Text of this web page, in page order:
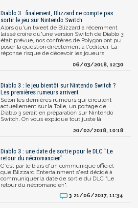
Diablo 3 : finalement, Blizzard ne compte pas
sortir le jeu sur Nintendo Switch
Alors qu'un tweet de Blizzard a récemment
laissé croire qu'une version Switch de Diablo 3
était prévue, nos confrères de Polygon ont pu
poser la question directement à l'éditeur. La
réponse risque de décevoir les joueurs.
06/03/2018, 12:30
Diablo 3 : le jeu bientôt sur Nintendo Switch ?
Les premières rumeurs arrivent
Selon les dernières rumeurs qui circulent
actuellement sur la Toile, un portage de
Diablo 3 serait en préparation sur Nintendo
Switch. On vous explique tout juste là.
20/02/2018, 10:18
Diablo 3 : une date de sortie pour le DLC "Le
retour du nécromancien"
C'est par le biais d'un communiqué officiel
que Blizzard Entertainment s'est décidé à
communiquer la date de sortie du DLC "Le
retour du nécromancien".
3 21/06/2017, 11:34